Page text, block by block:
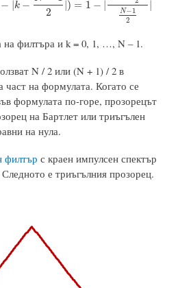
− |k −
2
|) = 1 − |
N−1
2
|
−|k −N− 12|)=1−|k− N− 1 2N −12|
на филтъра и k = 0, 1, …, N – 1.
N / 2 или (N + 1) / 2 в
част на формулата. Когато се
формулата по-горе, прозорецът
на Бартлет или триъгълен
на нула.
филтър с краен импулсен спектър
е триъгълния прозорец.